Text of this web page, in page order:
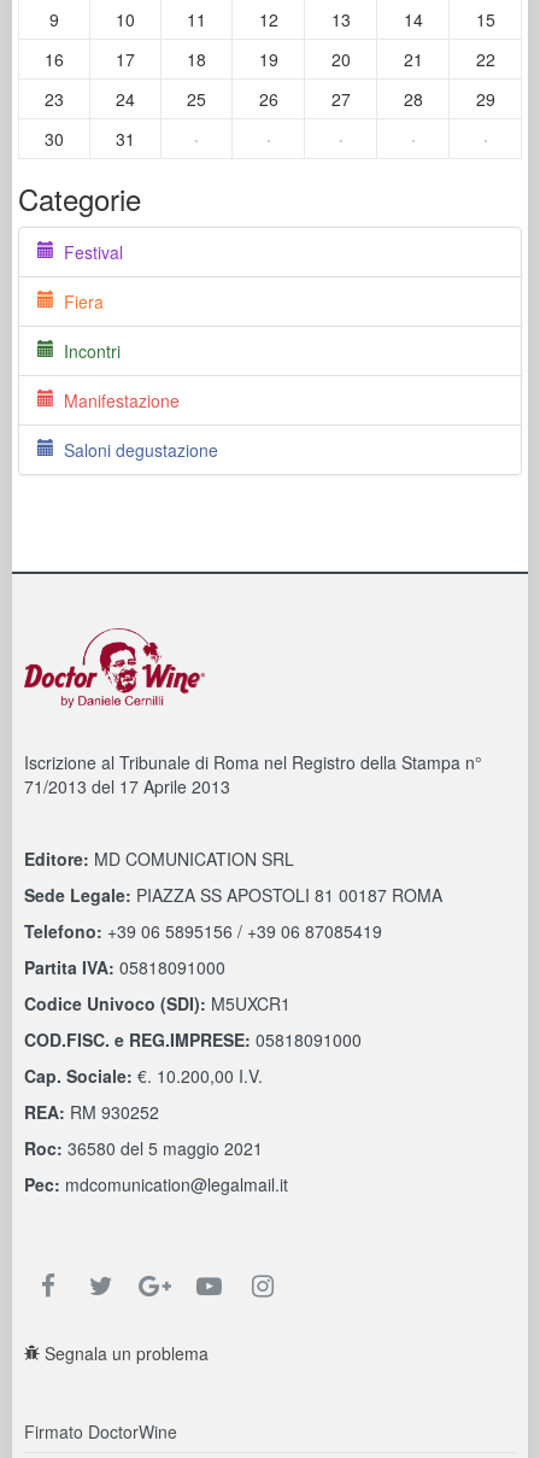
9 10 11 12 13 14
15
16
17 18 19 20 21
22
23
24 25 26 27 28
29
30
31 · · · · ·
Categorie
Festival
Fiera
Incontri
Manifestazione
Saloni degustazione
Iscrizione al Tribunale di Roma nel Registro della Stampa n°
71/2013 del 17 Aprile 2013
Editore: MD COMUNICATION SRL
Sede Legale: PIAZZA SS APOSTOLI 81 00187 ROMA
Telefono: +39 06 5895156 / +39 06 87085419
Partita IVA: 05818091000
Codice Univoco (SDI): M5UXCR1
COD.FISC. e REG.IMPRESE: 05818091000
Cap. Sociale: €. 10.200,00 I.V.
REA: RM 930252
Roc: 36580 del 5 maggio 2021
Pec: mdcomunication@legalmail.it
Segnala un problema
Firmato DoctorWine